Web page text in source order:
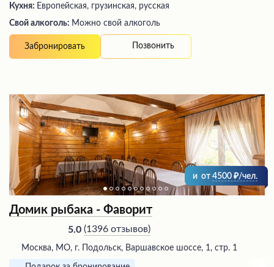
Кухня: Европейская, грузинская, русская
Свой алкоголь: Можно свой алкоголь
Забронировать Позвонить
и от 4500 /чел.
Домик рыбака - Фаворит
5.0 (1396 отзывов)
Москва, МО, г. Подольск, Варшавское шоссе, 1, стр. 1